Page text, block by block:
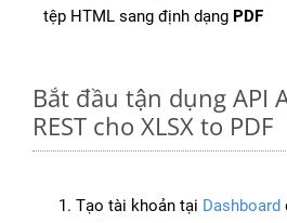
tệp HTML sang định dạng PDF
Bắt đầu tận dụng API
REST cho XLSX to PDF
Tạo tài khoản tại Dashboard